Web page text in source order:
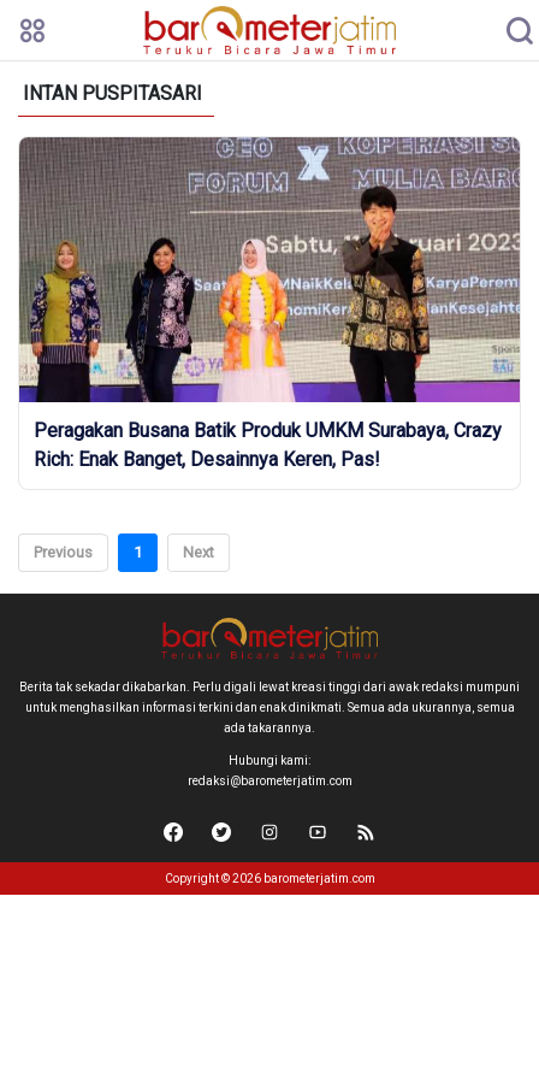
INTAN PUSPITASARI
Peragakan Busana Batik Produk UMKM Surabaya, Crazy
Rich: Enak Banget, Desainnya Keren, Pas!
Previous 1 Next
Berita tak sekadar dikabarkan. Perlu digali lewat kreasi tinggi dari awak redaksi mumpuni
untuk menghasilkan informasi terkini dan enak dinikmati. Semua ada ukurannya, semua
ada takarannya.
Hubungi kami:
redaksi@barometerjatim.com
Copyright © 2026 barometerjatim.com